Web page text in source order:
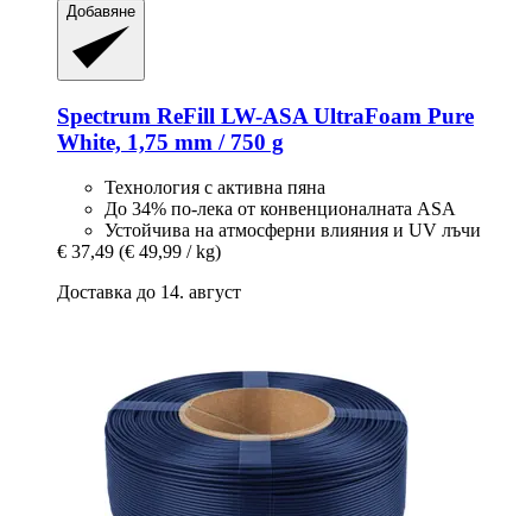
Добавяне
Spectrum ReFill LW-​ASA UltraFoam Pure
White, 1,75 mm / 750 g
Технология с активна пяна
До 34% по-лека от конвенционалната ASA
Устойчива на атмосферни влияния и UV лъчи
€ 37,49 (€ 49,99 / kg)
Доставка до 14. август